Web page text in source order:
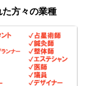
方々の業種